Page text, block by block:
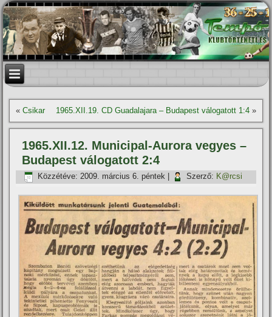
«Csikar 1965.XII.19. CD Guadalajara – Budapest válogatott 1:4»
1965.XII.12. Municipal-Aurora vegyes –
Budapest válogatott 2:4
Közzétéve: 2009. március 6. péntek Szerző: K@rcsi